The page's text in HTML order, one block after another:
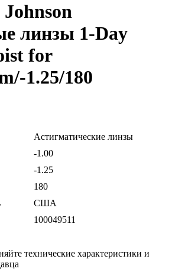
линзы 1-Day
for
1.25/180
Астигматические линзы
-1.00
-1.25
180
США
100049511
технические характеристики и